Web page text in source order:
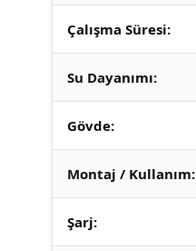
Çalışma Süresi:
Su Dayanımı:
Gövde:
Montaj / Kullanım:
Şarj: